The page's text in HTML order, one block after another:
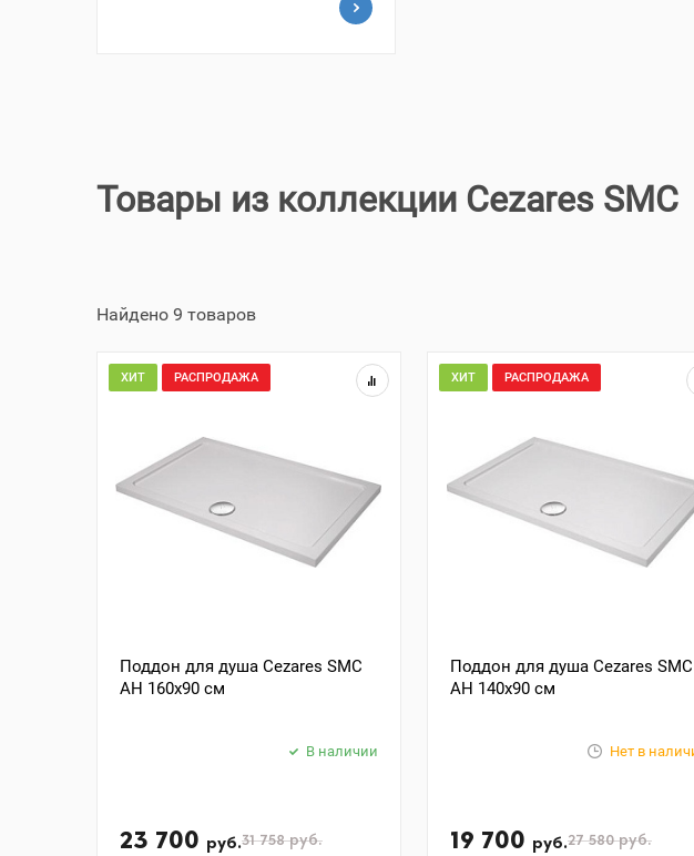
Товары из коллекции Cezares SMC
Найдено 9 товаров
ХИТ РАСПРОДАЖА
Поддон для душа Cezares SMC
AH 160x90 см
В наличии
23 700 руб.31 758руб.
ХИТ РАСПРОДАЖА
Поддон для душа Cezares SMC
AH 140x90 см
Нет в
19 700 руб.27 580руб.